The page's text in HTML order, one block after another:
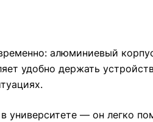
алюминиевый
удобно держать
университете — он легко